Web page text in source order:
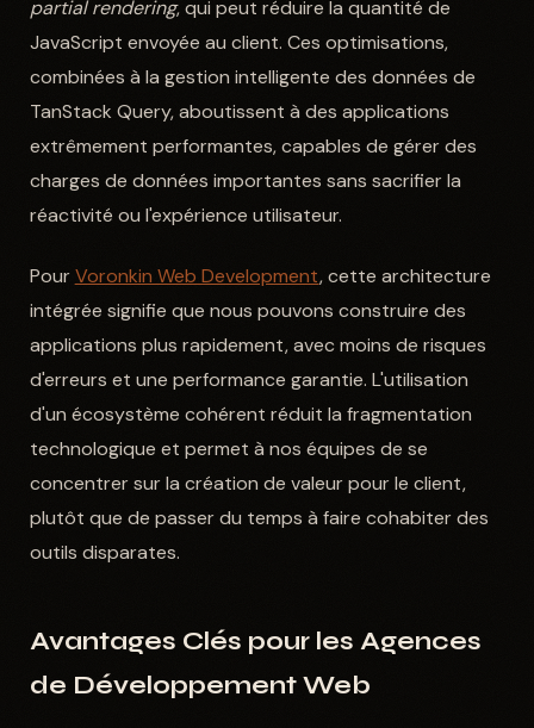
partial rendering, qui peut réduire la quantité de
JavaScript envoyée au client. Ces optimisations,
combinées à la gestion intelligente des données de
TanStack Query, aboutissent à des applications
extrêmement performantes, capables de gérer des
charges de données importantes sans sacrifier la
réactivité ou l'expérience utilisateur.
PourVoronkin Web Development, cette architecture
intégrée signifie que nous pouvons construire des
applications plus rapidement, avec moins de risques
d'erreurs et une performance garantie. L'utilisation
d'un écosystème cohérent réduit la fragmentation
technologique et permet à nos équipes de se
concentrer sur la création de valeur pour le client,
plutôt que de passer du temps à faire cohabiter des
outils disparates.
Avantages Clés pour les Agences
de Développement Web